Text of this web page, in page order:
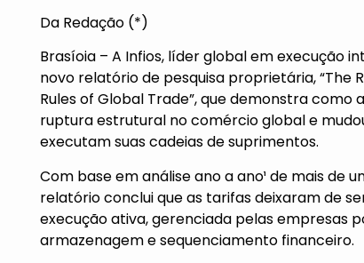
Da Redação (*)
Brasíoia – A Infios, líder global em execução
novo relatório de pesquisa proprietária,“The
Rules of Global Trade”, que demonstra como
ruptura estrutural no comércio global e
executam suas cadeias de suprimentos.
Com base em análise ano a ano¹ de mais de
relatório conclui que as tarifas deixaram de
execução ativa, gerenciada pelas empresas
armazenagem e sequenciamento financeiro.